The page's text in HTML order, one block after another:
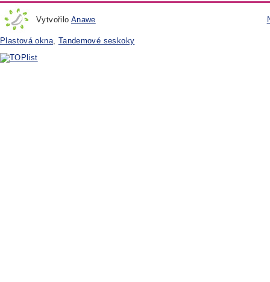
Vytvořilo Anawe
Plastová okna, Tandemové seskoky